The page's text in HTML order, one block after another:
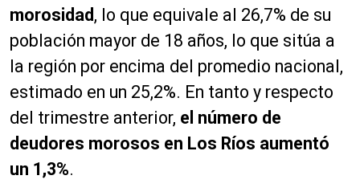
morosidad , lo que equivale al 26,7% de su
población mayor de 18 años, lo que sitúa a
la región por encima del promedio nacional,
estimado en un 25,2%. En tanto y respecto
del trimestre anterior, el número de
deudores morosos en Los Ríos aumentó
un 1,3%.